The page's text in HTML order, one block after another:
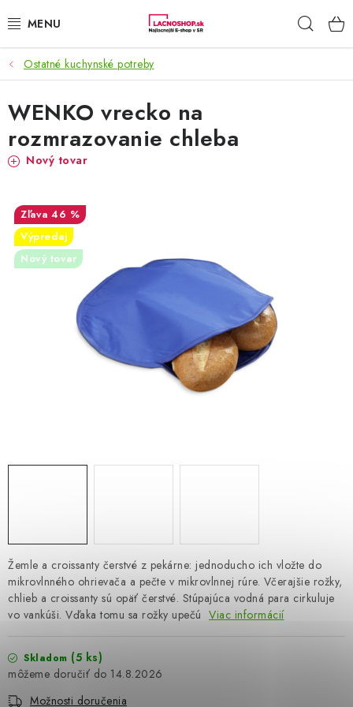
na
NAŠE AKCIE!
NAŠE NOVINKY!
POTRAVINY
NÁBYTOK
ELEKTRO
OBLEČENIE A MÓDA
PRE DETI
AUTO-MOTO
K ZALISTOVÁNÍ NEBO VYMAZÁNÍ
Ostatné kuchynské potreby
Žemle a croissanty čerstvé z pekárne: jednoducho ich vložte do
mikrovlnného ohrievača a pečte v mikrovlnnej rúre. Včerajšie rožky,
chlieb a croissanty sú opäť čerstvé. Stúpajúca vodná para cirkuluje
vo vankúši. Vďaka tomu sa rožky upečú Viac informácií
Skladom (5 ks)
14.8.2026
Možnosti doručenia
WENKO vrecko na
rozmrazovanie chleba
Nový tovar
46 %
Výpredaj
Nový tovar